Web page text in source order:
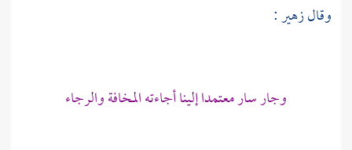
وقالزهير:
وجار سار معتمدا إلينا أجاءته المخافة والرجاء